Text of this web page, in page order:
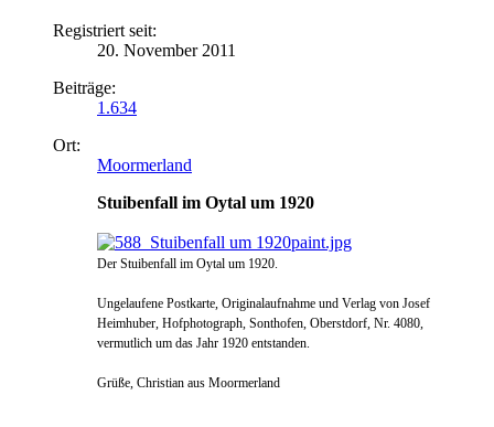
Registriert seit:
20. November 2011
Beiträge:
1.634
Ort:
Moormerland
Stuibenfall im Oytal um 1920
Der Stuibenfall im Oytal um 1920.
Ungelaufene Postkarte, Originalaufnahme und Verlag von Josef
Heimhuber, Hofphotograph, Sonthofen, Oberstdorf, Nr. 4080,
vermutlich um das Jahr 1920 entstanden.
Grüße, Christian aus Moormerland